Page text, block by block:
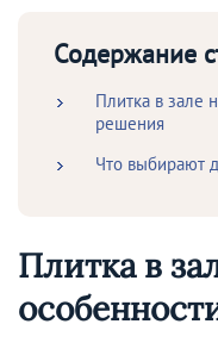
Содержание
Плитка в зале
решения
Что выбирают
Плитка в